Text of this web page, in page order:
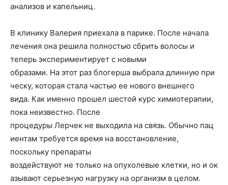
анализов и капельниц.
В клинику Валерия приехала в парике. После начала
лечения она решила полностью сбрить волосы и
теперь экспериментирует с новыми
образами. На этот раз блогерша выбрала длинную при
ческу, которая стала частью ее нового внешнего
вида. Как именно прошел шестой курс химиотерапии,
пока неизвестно. После
процедуры Лерчек не выходила на связь. Обычно пац
иентам требуется время на восстановление,
поскольку препараты
воздействуют не только на опухолевые клетки, но и ок
азывают серьезную нагрузку на организм в целом.